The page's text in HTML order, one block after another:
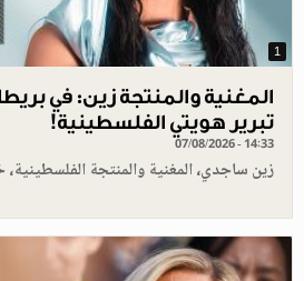
1
المغنية والمنتجة زين: في
تبرير هويتي الفلسطينية!
07/08/2026 - 14:33
زين ساجدي، المغنية والمنتجة